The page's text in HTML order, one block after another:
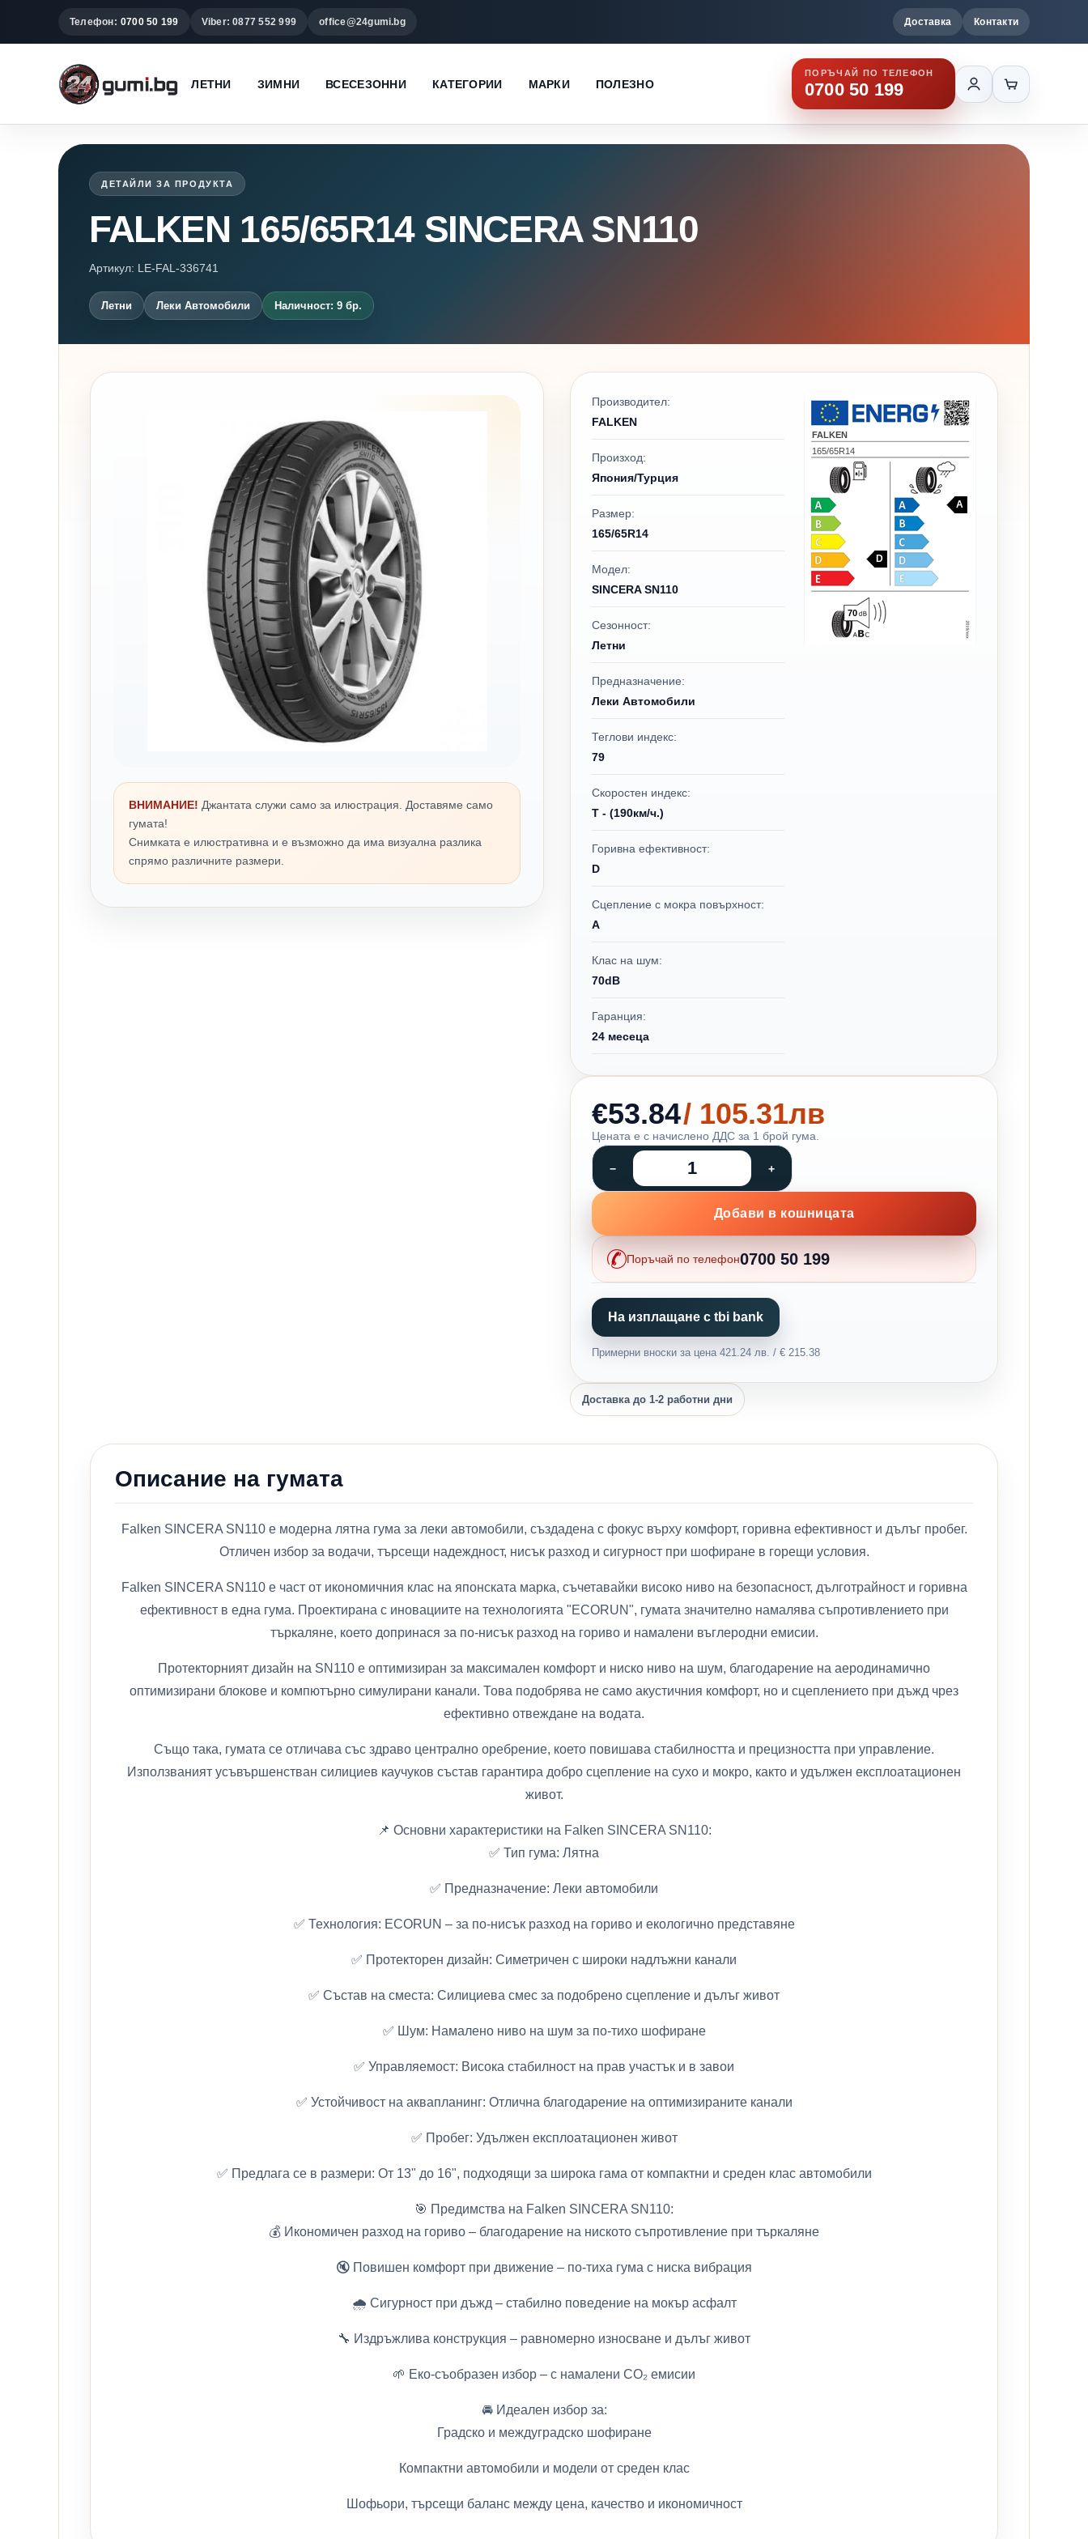
Телефон: 0700 50 199 Viber: 0877 552 999 office@24gumi.bg Доставка Контакти
ЛЕТНИ ЗИМНИ ВСЕСЕЗОННИ КАТЕГОРИИ МАРКИ ПОЛЕЗНО
ПОРЪЧАЙ ПО ТЕЛЕФОН
0700 50 199
ДЕТАЙЛИ ЗА ПРОДУКТА
FALKEN 165/65R14 SINCERA SN110
Артикул: LE-FAL-336741
Летни Леки Автомобили Наличност: 9 бр.
ВНИМАНИЕ! Джантата служи само за илюстрация. Доставяме само
гумата!
Снимката е илюстративна и е възможно да има визуална разлика
спрямо различните размери.
Производител:
FALKEN
Произход:
Япония/Турция
Размер:
165/65R14
Модел:
SINCERA SN110
Сезонност:
Летни
Предназначение:
Леки Автомобили
Теглови индекс:
79
Скоростен индекс:
T - (190км/ч.)
Горивна ефективност:
D
Сцепление с мокра повърхност:
A
Клас на шум:
70dB
Гаранция:
24 месеца
FALKEN
165/65R14
D
A
70
€53.84/ 105.31лв
Цената е с начислено ДДС за 1 брой гума.
Добави в кошницата
Поръчай по телефон0700 50 199
На изплащане с tbi bank
Примерни вноски за цена 421.24 лв. / € 215.38
Доставка до 1-2 работни дни
Описание на гумата
Falken SINCERA SN110 е модерна лятна гума за леки автомобили, създадена с фокус върху комфорт, горивна ефективност и дълъг пробег.
Отличен избор за водачи, търсещи надеждност, нисък разход и сигурност при шофиране в горещи условия.
Falken SINCERA SN110 е част от икономичния клас на японската марка, съчетавайки високо ниво на безопасност, дълготрайност и горивна
ефективност в една гума. Проектирана с иновациите на технологията "ECORUN", гумата значително намалява съпротивлението при
търкаляне, което допринася за по-нисък разход на гориво и намалени въглеродни емисии.
Протекторният дизайн на SN110 е оптимизиран за максимален комфорт и ниско ниво на шум, благодарение на аеродинамично
оптимизирани блокове и компютърно симулирани канали. Това подобрява не само акустичния комфорт, но и сцеплението при дъжд чрез
ефективно отвеждане на водата.
Също така, гумата се отличава със здраво централно оребрение, което повишава стабилността и прецизността при управление.
Използваният усъвършенстван силициев каучуков състав гарантира добро сцепление на сухо и мокро, както и удължен експлоатационен
живот.
📌 Основни характеристики на Falken SINCERA SN110:
✅ Тип гума: Лятна
✅ Предназначение: Леки автомобили
✅ Технология: ECORUN – за по-нисък разход на гориво и екологично представяне
✅ Протекторен дизайн: Симетричен с широки надлъжни канали
✅ Състав на сместа: Силициева смес за подобрено сцепление и дълъг живот
✅ Шум: Намалено ниво на шум за по-тихо шофиране
✅ Управляемост: Висока стабилност на прав участък и в завои
✅ Устойчивост на аквапланинг: Отлична благодарение на оптимизираните канали
✅ Пробег: Удължен експлоатационен живот
✅ Предлага се в размери: От 13" до 16", подходящи за широка гама от компактни и среден клас автомобили
🎯 Предимства на Falken SINCERA SN110:
💰 Икономичен разход на гориво – благодарение на ниското съпротивление при търкаляне
🔇 Повишен комфорт при движение – по-тиха гума с ниска вибрация
🌧️ Сигурност при дъжд – стабилно поведение на мокър асфалт
🔧 Издръжлива конструкция – равномерно износване и дълъг живот
🌱 Еко-съобразен избор – с намалени CO₂ емисии
🚘 Идеален избор за:
Градско и междуградско шофиране
Компактни автомобили и модели от среден клас
Шофьори, търсещи баланс между цена, качество и икономичност